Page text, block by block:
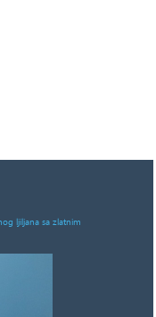
ljiljana sa zlatnim